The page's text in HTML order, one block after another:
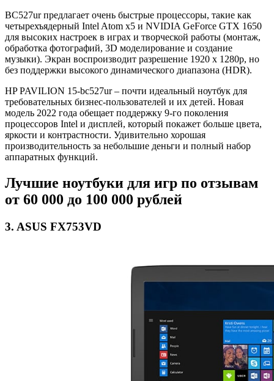
BC527ur предлагает очень быстрые процессоры, такие как
четырехъядерный Intel Atom x5 и NVIDIA GeForce GTX 1650
для высоких настроек в играх и творческой работы (монтаж,
обработка фотографий, 3D моделирование и создание
музыки). Экран воспроизводит разрешение 1920 x 1280p, но
без поддержки высокого динамического диапазона (HDR).
HP PAVILION 15-bc527ur – почти идеальный ноутбук для
требовательных бизнес-пользователей и их детей. Новая
модель 2022 года обещает поддержку 9-го поколения
процессоров Intel и дисплей, который покажет больше цвета,
яркости и контрастности. Удивительно хорошая
производительность за небольшие деньги и полный набор
аппаратных функций.
Лучшие ноутбуки для игр по отзывам
от 60 000 до 100 000 рублей
3. ASUS FX753VD